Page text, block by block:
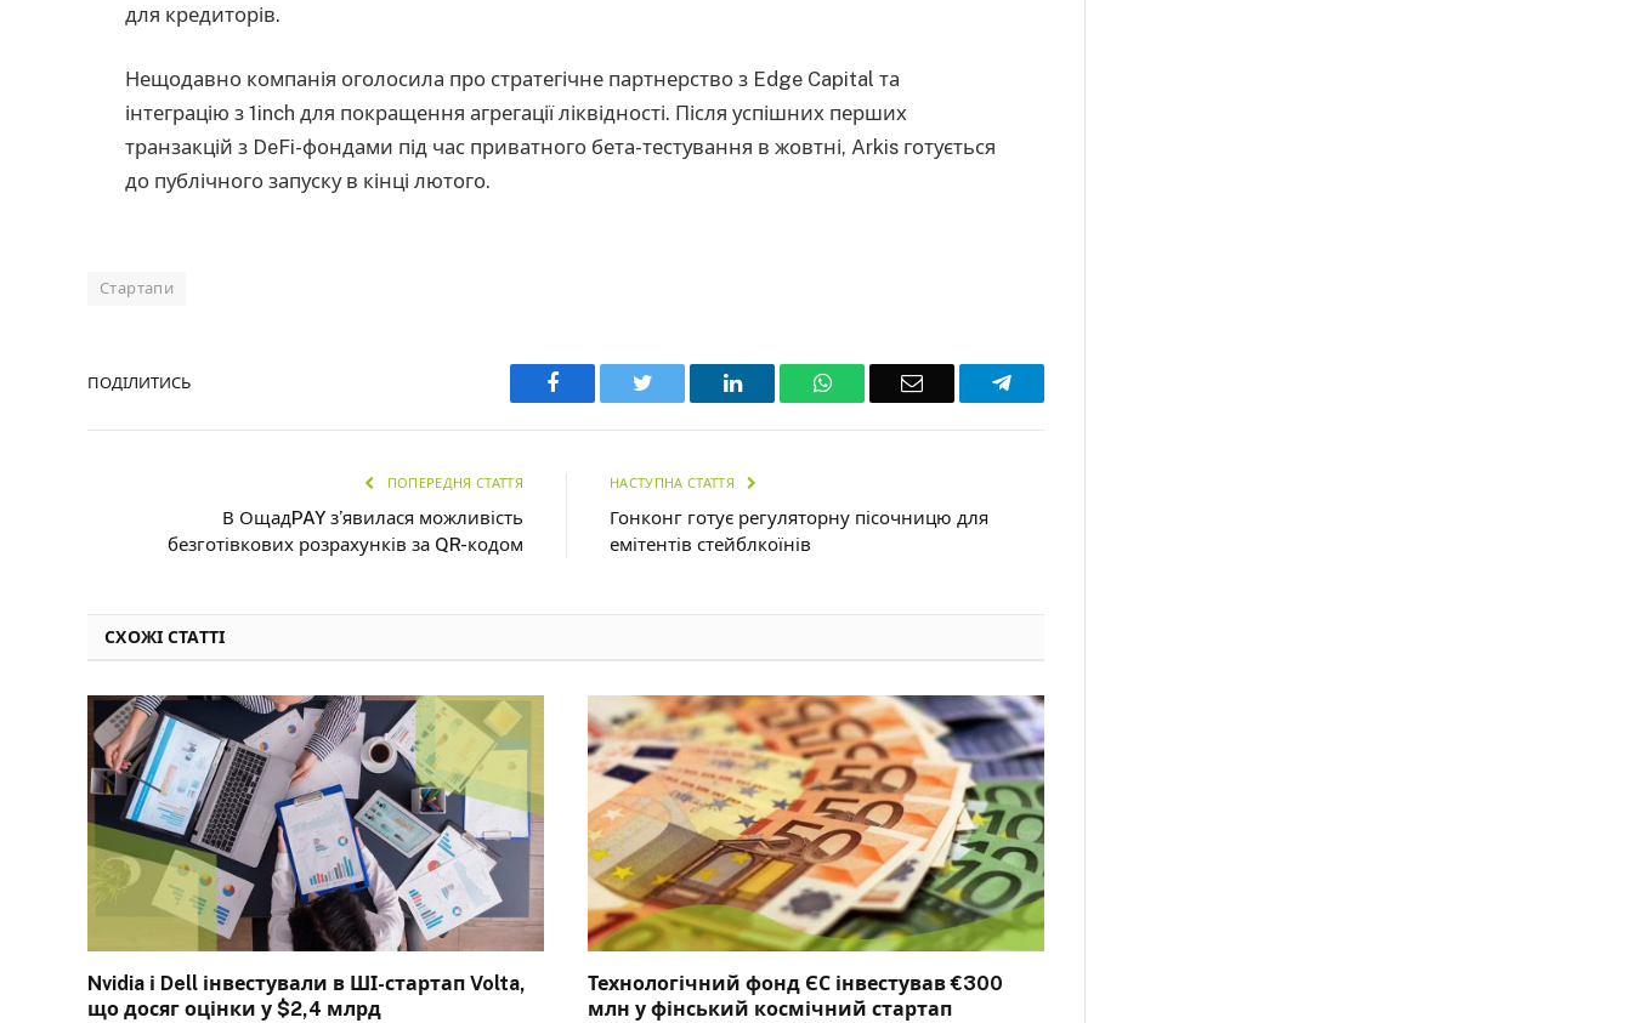
для кредиторів.
Нещодавно компанія оголосила про стратегічне партнерство з Edge Capital та
інтеграцію з 1inch для покращення агрегації ліквідності. Після успішних перших
транзакцій з DeFi-фондами під час приватного бета-тестування в жовтні, Arkis готується
до публічного запуску в кінці лютого.
Стартапи
ПОДІЛИТИСЬ Facebook Twitter LinkedIn WhatsAppEmail Telegram
ПОПЕРЕДНЯ СТАТТЯ
В ОщадPAY з’явилася можливість
безготівкових розрахунків за QR-кодом
НАСТУПНА СТАТТЯ
Гонконг готує регуляторну пісочницю для
емітентів стейблкоїнів
СХОЖІ СТАТТІ
Nvidia і Dell інвестували в ШІ-стартап Volta,
що досяг оцінки у $2,4 млрд
Технологічний фонд ЄС інвестував €300
млн у фінський космічний стартап